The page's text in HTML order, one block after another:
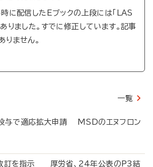
配信したEブックの上段には「LAS
りました。すでに修正しています。記事
りません。
一覧
与で適応拡大申請 MSDのエヌフロン
改訂を指示 厚労省、24年公表のP3結